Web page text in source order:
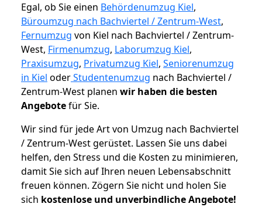
Egal, ob Sie einen Behördenumzug Kiel,
Büroumzug nach Bachviertel / Zentrum-West,
Fernumzug von Kiel nach Bachviertel / Zentrum-
West, Firmenumzug, Laborumzug Kiel,
Praxisumzug, Privatumzug Kiel, Seniorenumzug
in Kiel oderStudentenumzug nach Bachviertel /
Zentrum-West planen wir haben die besten
Angebotefür Sie.
Wir sind für jede Art von Umzug nach Bachviertel
/ Zentrum-West gerüstet. Lassen Sie uns dabei
helfen, den Stress und die Kosten zu minimieren,
damit Sie sich auf Ihren neuen Lebensabschnitt
freuen können. Zögern Sie nicht und holen Sie
sich kostenlose und unverbindliche Angebote!